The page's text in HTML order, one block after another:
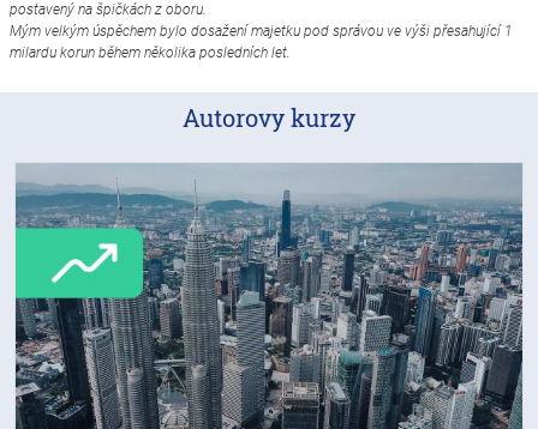
postavený na špičkách z oboru.
Mým velkým úspěchem bylo dosažení majetku pod správou ve výši přesahující 1
milardu korun během několika posledních let.
Autorovy kurzy